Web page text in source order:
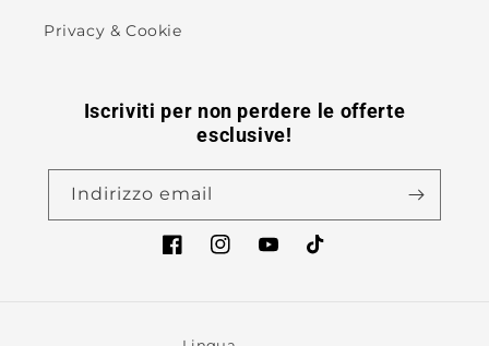
Privacy & Cookie
Iscriviti per non perdere le offerte
esclusive!
Indirizzo email
FacebookInstagramYouTubeTikTok